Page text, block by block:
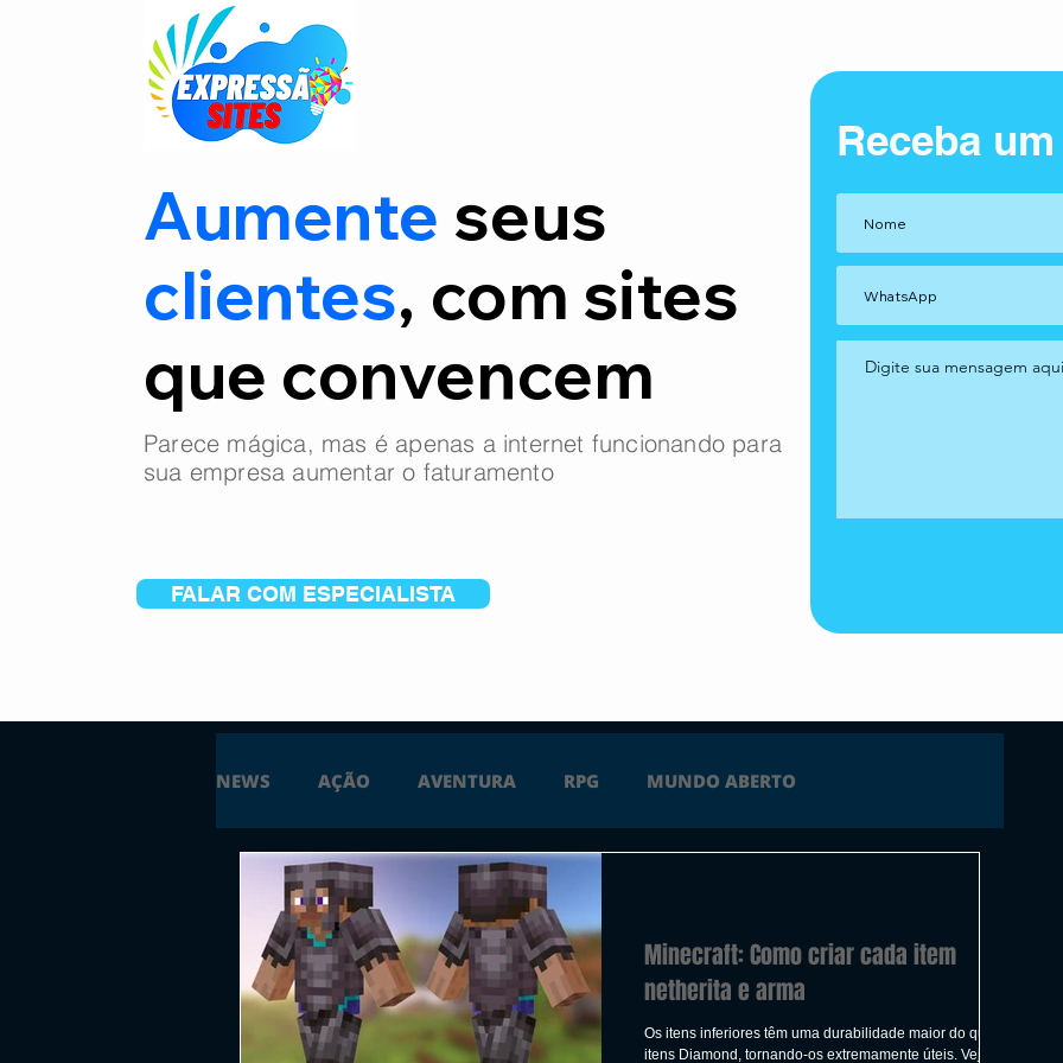
Aumente seus
clientes, com sites
que convencem
Parece mágica, mas é apenas a internet funcionando para
sua empresa aumentar o faturamento
FALAR COM ESPECIALISTA
Receba
NEWS AÇÃO AVENTURA RPG MUNDO ABERTO
ESTRATÉGIA SIMULAÇÃO
PS5 XBOX ONE XBOX SERIES X ÚLTIMAS TRAILER
Minecraft: Como criar cada item
netherita e arma
Os itens inferiores têm uma durabilidade maior do que os
itens Diamond, tornando-os extremamente úteis. Veja